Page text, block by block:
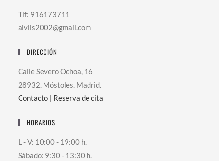
Tlf: 916173711
aivlis2002@gmail.com
DIRECCIÓN
Calle Severo Ochoa, 16
28932. Móstoles. Madrid.
Contacto | Reserva de cita
HORARIOS
L - V: 10:00 - 19:00 h.
Sábado: 9:30 - 13:30 h.